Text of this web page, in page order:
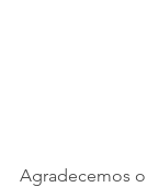
Agradecemos